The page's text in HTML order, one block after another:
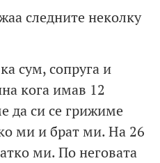
следните неколку
сум, сопруга и
кога имав 12
да си се грижиме
ми и брат ми. На 26
ми. По неговата